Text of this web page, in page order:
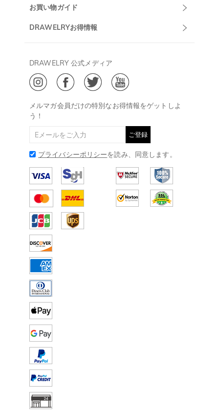
DRAWELRYについて
ご利用規約
ご特定商取引法に基づく表示
お買い物ガイド
発送について
ジュエリーお手入れ
Drawelry Blog
DRAWELRYお得情報
会員・ポイントについて
メルマガ会員だけの特別なお得情報をゲットしよ
う！
ご登録
プライバシーポリシーを読み、同意します。
DRAWELRY 公式メディア